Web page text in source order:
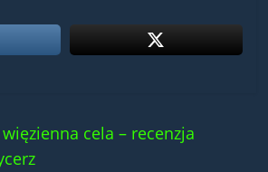
cela – recenzja